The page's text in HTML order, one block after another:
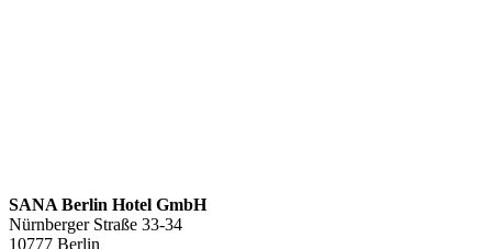
SANA Berlin Hotel GmbH
Nürnberger Straße 33-34
10777 Berlin